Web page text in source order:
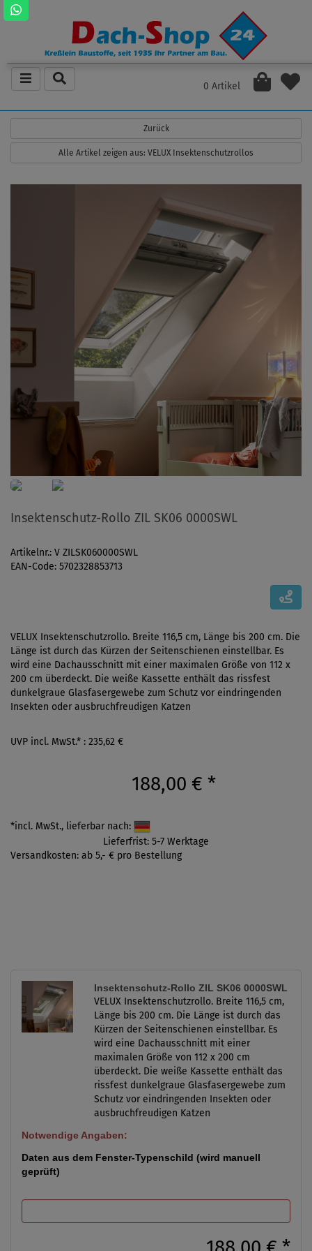
0 Artikel
Zurück
Alle Artikel zeigen aus: VELUX Insektenschutzrollos
Insektenschutz-Rollo ZIL SK06 0000SWL
Artikelnr.: V ZILSK060000SWL
EAN-Code: 5702328853713
VELUX Insektenschutzrollo. Breite 116,5 cm, Länge bis 200 cm. Die
Länge ist durch das Kürzen der Seitenschienen einstellbar. Es
wird eine Dachausschnitt mit einer maximalen Größe von 112 x
200 cm überdeckt. Die weiße Kassette enthält das rissfest
dunkelgraue Glasfasergewebe zum Schutz vor eindringenden
Insekten oder ausbruchfreudigen Katzen
UVP incl. MwSt.* : 235,62 €
188,00 € *
*incl. MwSt., lieferbar nach:
Lieferfrist: 5-7 Werktage
Versandkosten: ab 5,- € pro Bestellung
Insektenschutz-Rollo ZIL SK06 0000SWL
VELUX Insektenschutzrollo. Breite 116,5 cm,
Länge bis 200 cm. Die Länge ist durch das
Kürzen der Seitenschienen einstellbar. Es
wird eine Dachausschnitt mit einer
maximalen Größe von 112 x 200 cm
überdeckt. Die weiße Kassette enthält das
rissfest dunkelgraue Glasfasergewebe zum
Schutz vor eindringenden Insekten oder
ausbruchfreudigen Katzen
Notwendige Angaben:
Daten aus dem Fenster-Typenschild (wird manuell
geprüft)